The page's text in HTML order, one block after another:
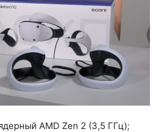
AMD Zen 2 (3,5 ГГц);